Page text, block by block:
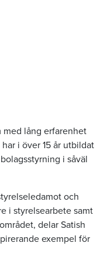
med lång erfarenhet
i över 15 år utbildat
i såväl
och
i styrelsearbete samt
delar Satish
exempel för